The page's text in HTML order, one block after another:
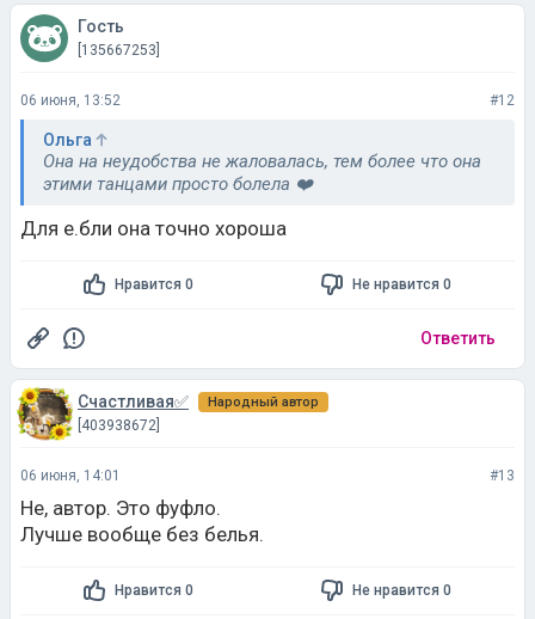
Гость
[135667253]
06 июня, 13:52 #12
Ольга
Она на неудобства не жаловалась, тем более что она
этими танцами просто болела ❤️
Для е.бли она точно хороша
Нравится 0 Не нравится 0
Ответить
Счастливая✅ Народный автор
[403938672]
06 июня, 14:01 #13
Не, автор. Это фуфло.
Лучше вообще без белья.
Нравится 0 Не нравится 0